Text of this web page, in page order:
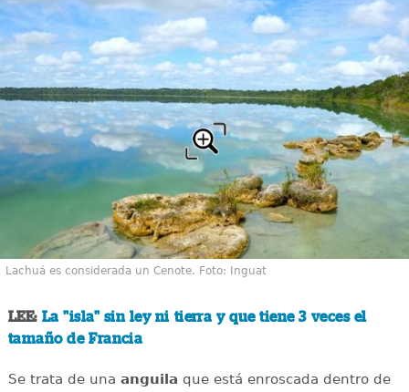
Lachuá es considerada un Cenote. Foto: Inguat
LEE: La "isla" sin ley ni tierra y que tiene 3 veces el
tamaño de Francia
Se trata de una anguila que está enroscada dentro de